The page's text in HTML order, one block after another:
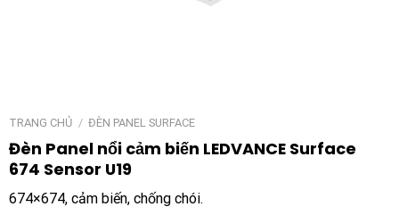
TRANG CHỦ / ĐÈN PANEL SURFACE
Đèn Panel nổi cảm biến LEDVANCE Surface
674 Sensor U19
674×674, cảm biến, chống chói.